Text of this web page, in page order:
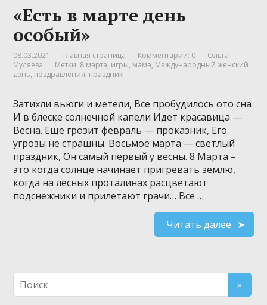
«Есть в марте день
особый»
08.03.2021 Главная страница Комментарии: 0
Ольга
Муляева
Метки: 8 марта, игры, мама, Международный женский
день, поздравления, праздник
Затихли вьюги и метели, Все пробудилось ото сна
И в блеске солнечной капели Идет красавица —
Весна. Еще грозит февраль — проказник, Его
угрозы не страшны. Восьмое марта — светлый
праздник, Он самый первый у весны. 8 Марта –
это когда солнце начинает пригревать землю,
когда на лесных проталинах расцветают
подснежники и прилетают грачи… Все …
Читать далее